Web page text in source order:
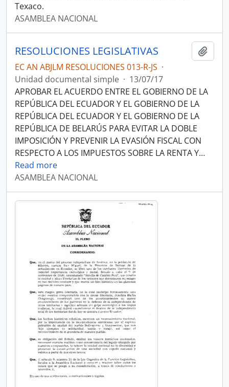
Texaco.
ASAMBLEA NACIONAL
RESOLUCIONES LEGISLATIVAS
EC AN ABJLM RESOLUCIONES 013-R-JS ·
Unidad documental simple · 13/07/17
APROBAR EL ACUERDO ENTRE EL GOBIERNO DE LA
REPÚBLICA DEL ECUADOR Y EL GOBIERNO DE LA
REPÚBLICA DEL ECUADOR Y EL GOBIERNO DE LA
REPÚBLICA DE BELARÚS PARA EVITAR LA DOBLE
IMPOSICIÓN Y PREVENIR LA EVASIÓN FISCAL CON
RESPECTO A LOS IMPUESTOS SOBRE LA RENTA Y…
Read more
ASAMBLEA NACIONAL